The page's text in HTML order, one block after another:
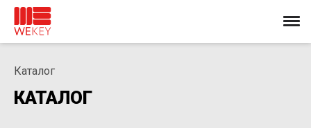
Каталог
КАТАЛОГ